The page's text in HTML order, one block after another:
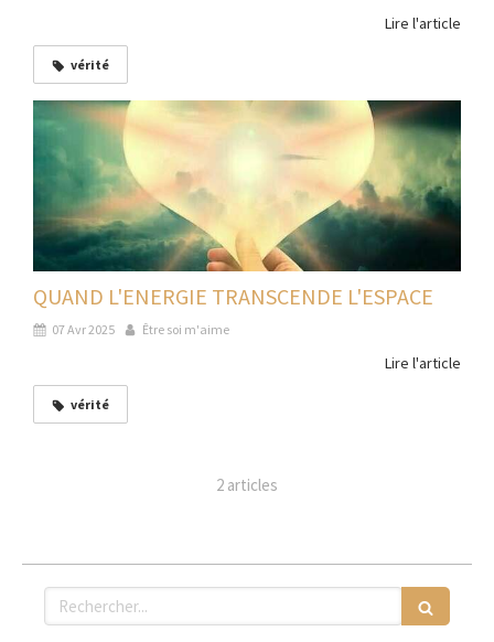
Lire l'article
vérité
QUAND L'ENERGIE TRANSCENDE L'ESPACE
07 Avr 2025 Être soi m'aime
Lire l'article
vérité
2 articles
Rechercher